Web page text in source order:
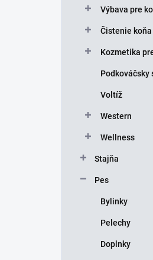
Výbava pre
Čistenie koňa
Kozmetika
Voltíž
Western
Wellness
Stajňa
Pes
Bylinky
Pelechy
Doplnky